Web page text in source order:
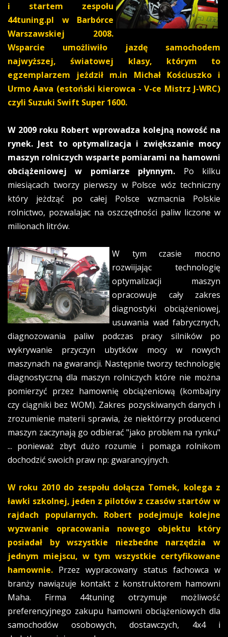
i startem zespołu
44tuning.pl w Barbórce
Warszawskiej 2008.
Wsparcie umożliwiło jazdę samochodem
najwyższej, światowej klasy, którym to
egzemplarzem jeżdził m.in Michał Kościuszko i
Urmo Aava (estoński kierowca - V-ce Mistrz J-WRC)
czyli Suzuki Swift Super 1600.
W 2009 roku Robert wprowadza kolejną nowość na
rynek. Jest to optymalizacja i zwiększanie mocy
maszyn rolniczych wsparte pomiarami na hamowni
obciążeniowej w pomiarze płynnym. Po kilku
miesiącach tworzy pierwszy w Polsce wóz techniczny
który jeżdząć po całej Polsce wzmacnia Polskie
rolnictwo, pozwalajac na oszczędności paliw liczone w
milionach litrów.
W tym czasie mocno
rozwiijając technologię
optymalizacji maszyn
opracowuje cały zakres
diagnostyki obciążeniowej,
usuwania wad fabrycznych,
diagnozowania paliw podczas pracy silników po
wykrywanie przyczyn ubytków mocy w nowych
maszynach na gwarancji. Następnie tworzy technologię
diagnostyczną dla maszyn rolniczych które nie można
pomierzyć przez hamownię obciążeniową (kombajny
czy ciągniki bez WOM). Zakres pozyskiwanych danych i
zrozumienie materii sprawia, że niektórrzy producenci
maszyn zaczynają go odbierać "jako problem na rynku"
... ponieważ zbyt dużo rozumie i pomaga rolnikom
dochodzić swoich praw np: gwarancyjnych.
W roku 2010 do zespołu dołącza Tomek, kolega z
ławki szkolnej, jeden z pilotów z czasów startów w
rajdach popularnych. Robert podejmuje kolejne
wyzwanie opracowania nowego objektu który
posiadał by wszystkie niezbedne narzędzia w
jednym miejscu, w tym wszystkie certyfikowane
hamownie. Przez wypracowany status fachowca w
branży nawiązuje kontakt z konstruktorem hamowni
Maha. Firma 44tuning otrzymuje możliwość
preferencyjnego zakupu hamowni obciążeniowych dla
samochodów osobowych, dostawczych, 4x4 i